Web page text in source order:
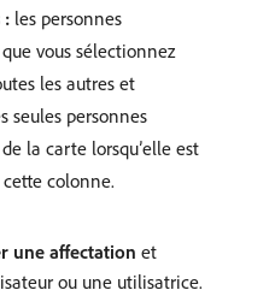
: les personnes
vous sélectionnez
les autres et
seules personnes
la carte lorsqu’elle est
colonne.
une affectation et
ou une utilisatrice.